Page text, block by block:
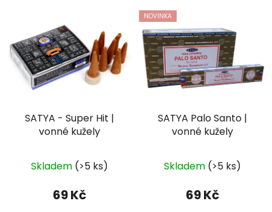
SATYA - Super Hit |
vonné kužely
Skladem (>5 ks)
69 Kč
NOVINKA
SATYA Palo Santo |
vonné kužely
Skladem (>5 ks)
69 Kč